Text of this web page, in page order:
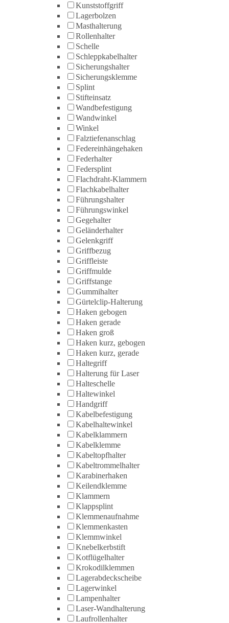
Kunststoffgriff
Lagerbolzen
Masthalterung
Rollenhalter
Schelle
Schleppkabelhalter
Sicherungshalter
Sicherungsklemme
Splint
Stifteinsatz
Wandbefestigung
Wandwinkel
Winkel
Falztiefenanschlag
Federeinhängehaken
Federhalter
Federsplint
Flachdraht-Klammern
Flachkabelhalter
Führungshalter
Führungswinkel
Gegehalter
Geländerhalter
Gelenkgriff
Griffbezug
Griffleiste
Griffmulde
Griffstange
Gummihalter
Gürtelclip-Halterung
Haken gebogen
Haken gerade
Haken groß
Haken kurz, gebogen
Haken kurz, gerade
Haltegriff
Halterung für Laser
Halteschelle
Haltewinkel
Handgriff
Kabelbefestigung
Kabelhaltewinkel
Kabelklammern
Kabelklemme
Kabeltopfhalter
Kabeltrommelhalter
Karabinerhaken
Keilendklemme
Klammern
Klappsplint
Klemmenaufnahme
Klemmenkasten
Klemmwinkel
Knebelkerbstift
Kotflügelhalter
Krokodilklemmen
Lagerabdeckscheibe
Lagerwinkel
Lampenhalter
Laser-Wandhalterung
Laufrollenhalter